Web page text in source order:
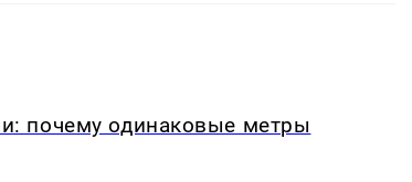
почему одинаковые метры